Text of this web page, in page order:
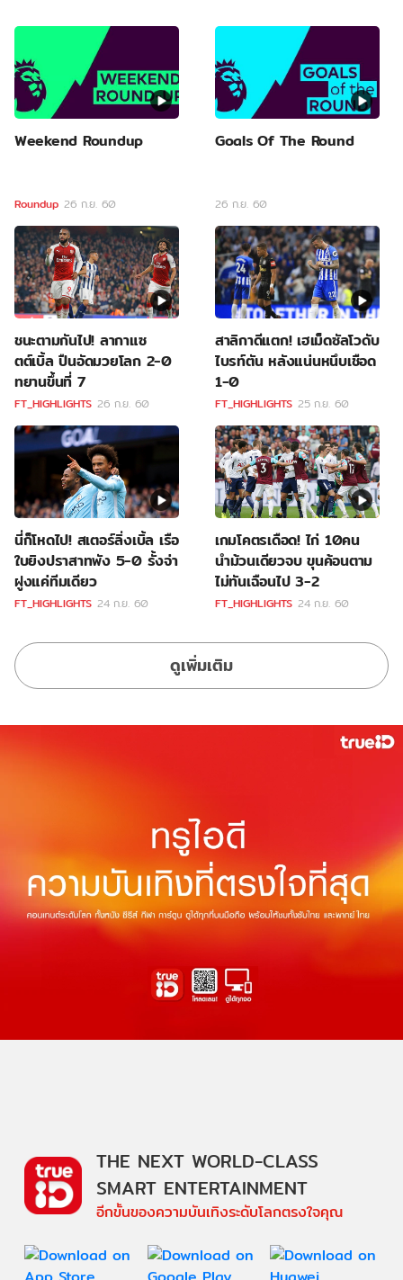
Weekend Roundup
Roundup 26 ก.ย. 60
Goals Of The Round
26 ก.ย. 60
ชนะตามกันไป! ลากาแซ
ตต์เบิ้ล ปืนอัดมวยโลก 2-0
ทยานขึ้นที่ 7
FT_HIGHLIGHTS 26 ก.ย. 60
สาลิกาดีแตก! เฮเม็ดซัลโวดับ
ไบรท์ตัน หลังแน่นหนึบเชือด
1-0
FT_HIGHLIGHTS 25 ก.ย. 60
นี่ก็โหดไป! สเตอร์ลิ่งเบิ้ล เรือ
ใบยิงปราสาทพัง 5-0 รั้งจ่า
ฝูงแค่ทีมเดียว
FT_HIGHLIGHTS 24 ก.ย. 60
เกมโคตรเดือด! ไก่ 10คน
นำม้วนเดียวจบ ขุนค้อนตาม
ไม่ทันเฉือนไป 3-2
FT_HIGHLIGHTS 24 ก.ย. 60
ดูเพิ่มเติม
THE NEXT WORLD-CLASS
SMART ENTERTAINMENT
อีกขั้นของความบันเทิงระดับโลกตรงใจคุณ